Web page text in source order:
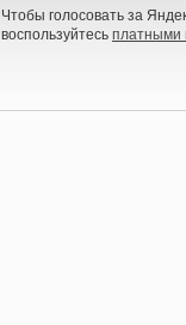
Чтобы голосовать за
воспользуйтесь платными